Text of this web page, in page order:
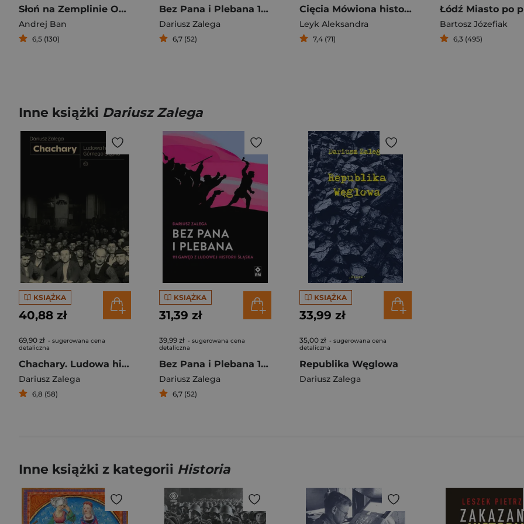
Słoń na Zemplinie Opowieści ze Słowacji
Andrej Ban
6,5 (130)
Bez Pana i Plebana 111 gawęd z ludowej historii Śląska
Dariusz Zalega
6,7 (52)
Cięcia Mówiona historia transformacji
Leyk Aleksandra
7,4 (71)
Bartosz Józefiak
6,3 (495)
Inne książki Dariusz Zalega
KSIĄŻKA
40,88 zł
69,90 zł - sugerowana cena
detaliczna
Chachary. Ludowa historia Górnego Śląska
Dariusz Zalega
6,8 (58)
KSIĄŻKA
31,39 zł
39,99 zł - sugerowana cena
detaliczna
Bez Pana i Plebana 111 gawęd z ludowej historii Śląska
Dariusz Zalega
6,7 (52)
KSIĄŻKA
33,99 zł
35,00 zł - sugerowana cena
detaliczna
Republika Węglowa
Dariusz Zalega
Inne książki z kategorii Historia